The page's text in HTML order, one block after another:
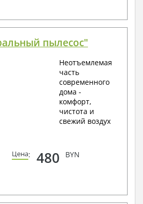
пылесос"
Неотъемлемая
часть
современного
дома -
комфорт,
чистота и
свежий воздух
Цена: 480 BYN